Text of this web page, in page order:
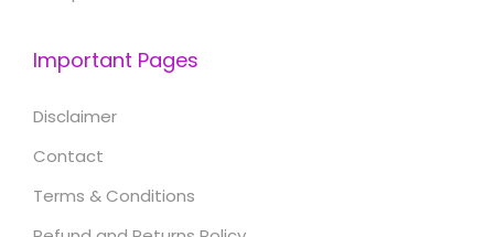
Important Pages
Disclaimer
Contact
Terms & Conditions